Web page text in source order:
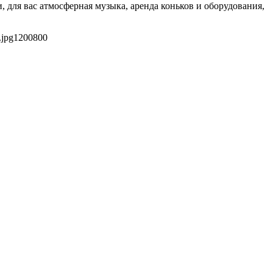
вас атмосферная музыка, аренда коньков и оборудования,
1200800